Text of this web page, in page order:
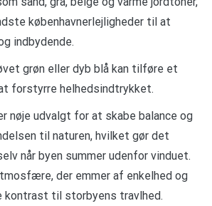
københavnerlejligheder til at
indbydende.
grøn eller dyb blå kan tilføre et
forstyrre helhedsindtrykket.
nøje udvalgt for at skabe balance og
til naturen, hvilket gør det
når byen summer udenfor vinduet.
der emmer af enkelhed og
til storbyens travlhed.